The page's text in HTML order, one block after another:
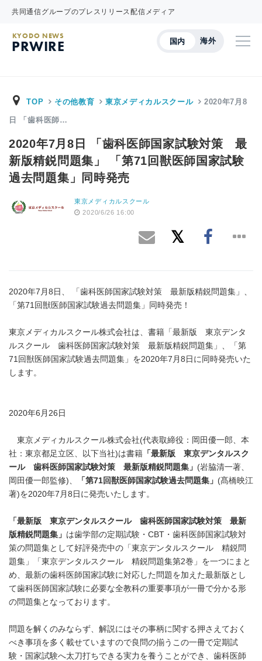
共同通信グループのプレスリリース配信メディア
国内 海外
KYODO NEWS
PRWIRE
TOP その他教育 東京メディカルスクール 2020年7月8
日 「歯科医師…
2020年7月8日 「歯科医師国家試験対策 最
新版精鋭問題集」 「第71回獣医師国家試験
過去問題集」同時発売
東京メディカルスクール
2020/6/26 16:00
2020年7月8日、 「歯科医師国家試験対策 最新版精鋭問題集」、
「第71回獣医師国家試験過去問題集」同時発売！
東京メディカルスクール株式会社は、書籍「最新版 東京デンタ
ルスクール 歯科医師国家試験対策 最新版精鋭問題集」、「第
71回獣医師国家試験過去問題集」を2020年7月8日に同時発売いた
します。
2020年6月26日
東京メディカルスクール株式会社(代表取締役：岡田優一郎、本
社：東京都足立区、以下当社)は書籍 「最新版 東京デンタルスク
ール 歯科医師国家試験対策 最新版精鋭問題集」 (岩脇清一著、
岡田優一郎監修)、
「第71回獣医師国家試験過去問題集」 (髙橋映江
著)を2020年7月8日に発売いたします。
「最新版 東京デンタルスクール 歯科医師国家試験対策 最新
版精鋭問題集」 は歯学部の定期試験・CBT・歯科医師国家試験対
策の問題集として好評発売中の「東京デンタルスクール 精鋭問
題集」「東京デンタルスクール 精鋭問題集第2巻」を一つにまと
め、最新の歯科医師国家試験に対応した問題を加えた最新版とし
て歯科医師国家試験に必要な全教科の重要事項が一冊で分かる形
の問題集となっております。
問題を解くのみならず、解説にはその事柄に関する押さえておく
べき事項を多く載せていますので良問の揃うこの一冊で定期試
験・国家試験へ太刀打ちできる実力を養うことができ、歯科医師